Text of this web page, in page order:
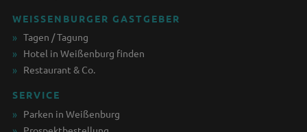
WEISSENBURGER GASTGEBER
Tagen / Tagung
Hotel in Weißenburg finden
Restaurant & Co.
SERVICE
Parken in Weißenburg